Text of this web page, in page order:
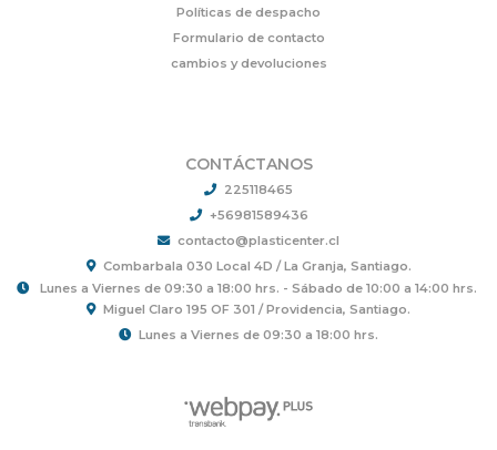
Políticas de despacho
Formulario de contacto
cambios y devoluciones
CONTÁCTANOS
225118465
+56981589436
contacto@plasticenter.cl
Combarbala 030 Local 4D / La Granja, Santiago.
Lunes a Viernes de 09:30 a 18:00 hrs. - Sábado de 10:00 a 14:00 hrs.
Miguel Claro 195 OF 301 / Providencia, Santiago.
Lunes a Viernes de 09:30 a 18:00 hrs.